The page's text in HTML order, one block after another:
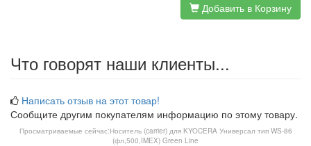
Добавить в Корзину
Что говорят наши клиенты...
Написать отзыв на этот товар!
Сообщите другим покупателям информацию по этому товару.
Просматриваемые сейчас:Носитель (carrier) для KYOCERA Универсал тип WS-86
(фл,500,IMEX) Green Line